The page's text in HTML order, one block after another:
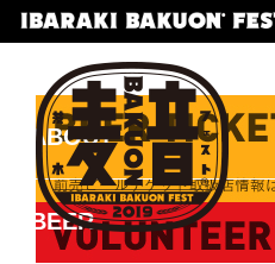
ABOUT
BEER